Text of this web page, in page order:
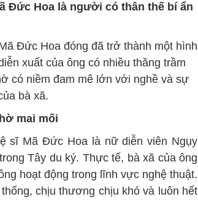
Đức Hoa là người có thân thế bí ẩn
Đức Hoa đóng đã trở thành một hình
xuất của ông có nhiều thăng trầm
có niềm đam mê lớn với nghề và sự
bà xã.
mai mối
sĩ Mã Đức Hoa là nữ diễn viên Ngụy
Tây du ký. Thực tế, bà xã của ông
hoạt động trong lĩnh vực nghệ thuật.
chịu thương chịu khó và luôn hết